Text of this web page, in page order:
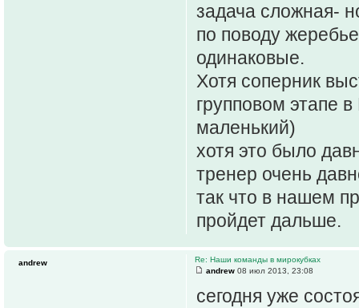
задача сложная-
по поводу
одинаковые.
Хотя соперник
групповом этапе
маленький)
хотя это было
тренер очень
так что в нашем
пройдет дальше.
Re: Наши команды в мирокубках
andrew 08 июл 2013, 23:08
сегодня уже
andrew